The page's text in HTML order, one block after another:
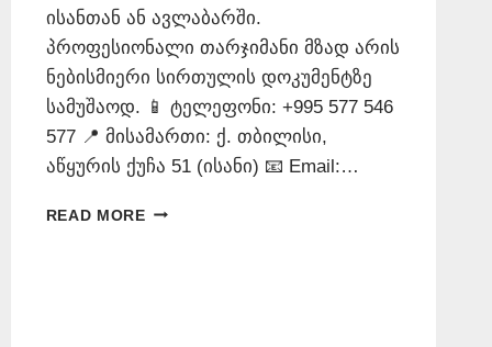
ისანთან ან ავლაბარში.
პროფესიონალი თარჯიმანი მზად არის
ნებისმიერი სირთულის დოკუმენტზე
სამუშაოდ. 📱 ტელეფონი: +995 577 546
577 📍 მისამართი: ქ. თბილისი,
აწყურის ქუჩა 51 (ისანი) 📧 Email:…
READ MOREᲗᲐᲠᲯᲘᲛᲐᲜᲗᲐ